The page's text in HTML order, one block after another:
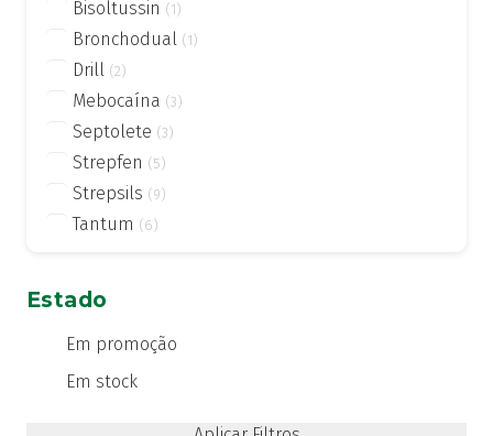
Bisoltussin (1)
Bronchodual (1)
Drill (2)
Mebocaína (3)
Septolete (3)
Strepfen (5)
Strepsils (9)
Tantum (6)
Estado
Em promoção
Em stock